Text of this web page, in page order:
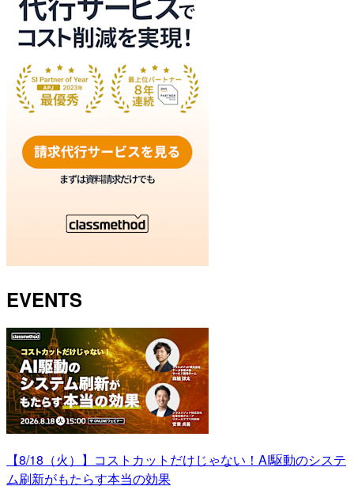
EVENTS
【8/18（火）】コストカットだけじゃない！AI駆動のシステ
ム刷新がもたらす本当の効果